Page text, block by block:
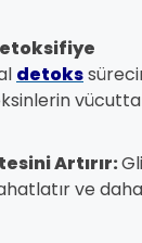
detoks
Artırır:
ve